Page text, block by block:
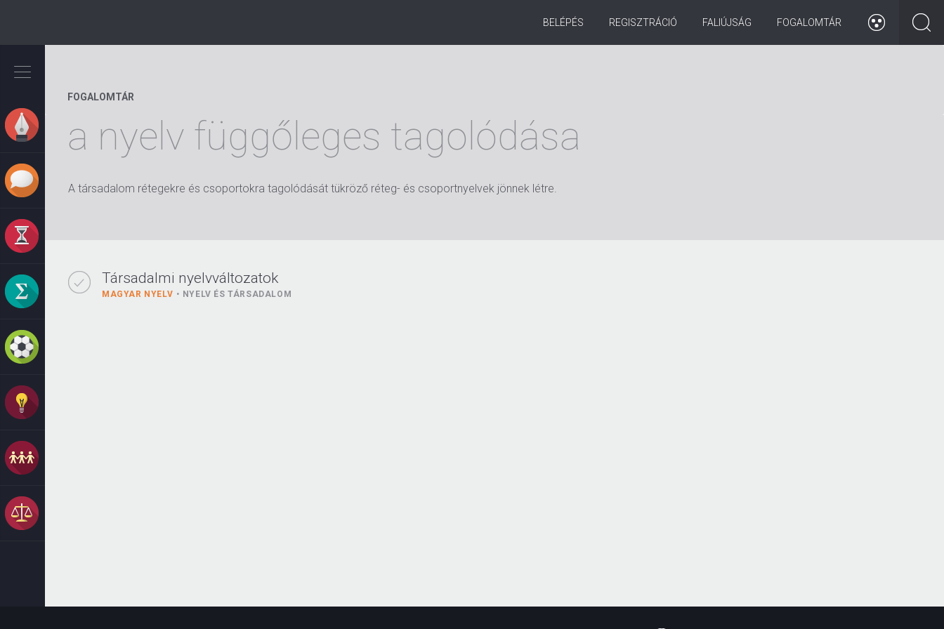
tartalomra
REGISZTRÁCIÓ FALIÚJSÁG FOGALOMTÁR
BELÉPÉS
FOGALOMTÁR
a nyelv függőleges tagolódása
A társadalom rétegekre és csoportokra tagolódását tükröző réteg- és csoportnyelvek jönnek létre.
Társadalmi nyelvváltozatok
MAGYAR NYELV NYELV ÉS TÁRSADALOM